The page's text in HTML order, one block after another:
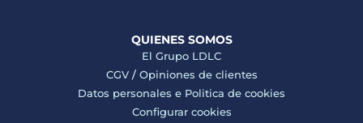
QUIENES SOMOS
El Grupo LDLC
CGV/ Opiniones de clientes
Datos personales e Politica de cookies
Configurar cookies